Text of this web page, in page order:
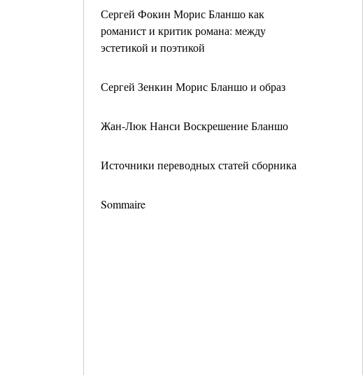
Сергей Фокин Морис Бланшо как
романист и критик романа: между
эстетикой и поэтикой
Сергей Зенкин Морис Бланшо и образ
Жан-Люк Нанси Воскрешение Бланшо
Источники переводных статей сборника
Sommaire